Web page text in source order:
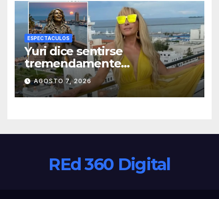
ESPECTACULOS
Yuri dice sentirse
tremendamente
emocionada sobre su estatua
que le harán en Veracruz
AGOSTO 7, 2026
REd 360 Digital